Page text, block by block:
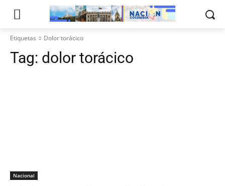
Etiquetas Dolor torácico
Tag: dolor torácico
Nacional